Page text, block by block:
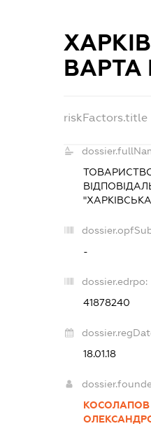
riskFactors.title
-
dossier.edrpo:
41878240
18.01.18
КОСОЛАПОВ